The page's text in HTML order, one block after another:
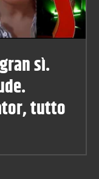
sì.
tutto